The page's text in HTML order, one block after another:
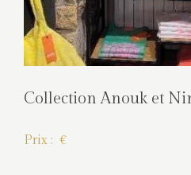
Collection Anouk et
Prix : €